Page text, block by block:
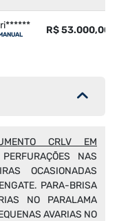
R$ 53.000,00
CRLV EM
NAS
OCASIONADAS
PARA-BRISA
NO PARALAMA
AVARIAS NO